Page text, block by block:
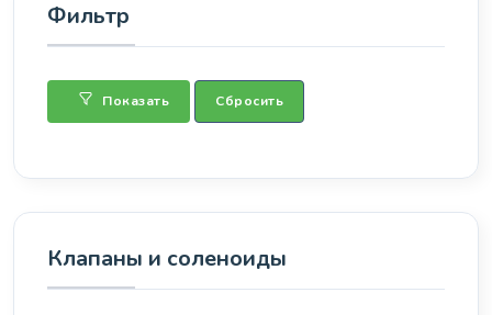
Фильтр
Показать Сбросить
Клапаны и соленоиды